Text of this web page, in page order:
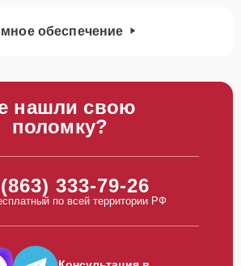
обеспечение
нашли свою
поломку?
333-79-26
по всей территории РФ